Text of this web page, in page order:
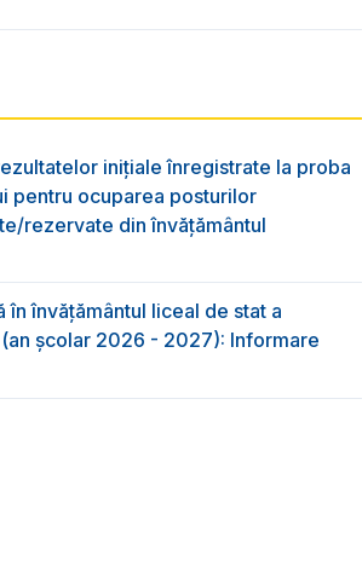
inițiale înregistrate la proba
pentru ocuparea posturilor
rezervate din învăţământul
învăţământul liceal de stat a
școlar 2026 - 2027): Informare